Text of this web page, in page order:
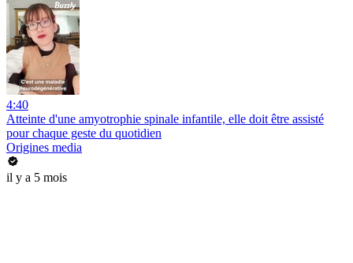
4:40
Atteinte d'une amyotrophie spinale infantile, elle doit être assisté
pour chaque geste du quotidien
Origines media
il y a 5 mois